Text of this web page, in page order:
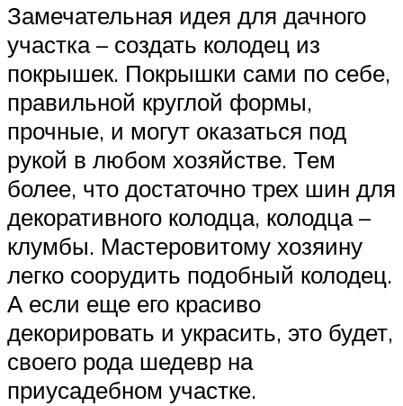
Замечательная идея для дачного
участка – создать колодец из
покрышек. Покрышки сами по себе,
правильной круглой формы,
прочные, и могут оказаться под
рукой в любом хозяйстве. Тем
более, что достаточно трех шин для
декоративного колодца, колодца –
клумбы. Мастеровитому хозяину
легко соорудить подобный колодец.
А если еще его красиво
декорировать и украсить, это будет,
своего рода шедевр на
приусадебном участке.